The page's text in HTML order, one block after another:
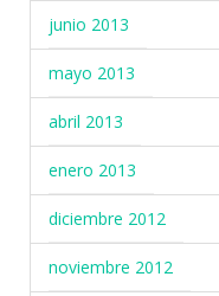
junio 2013
mayo 2013
abril 2013
enero 2013
diciembre 2012
noviembre 2012